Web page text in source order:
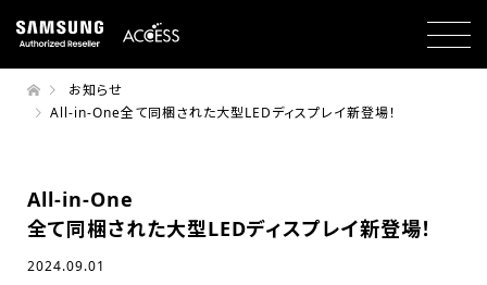
お知らせ
All-in-One全て同梱された大型LEDディスプレイ新登場！
All-in-One
全て同梱された大型LEDディスプレイ新登場！
2024.09.01